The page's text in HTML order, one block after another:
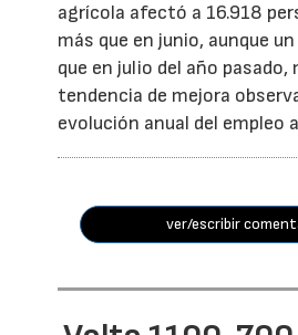
agrícola afectó a 16.918
más que en junio, aunque
que en julio del año
tendencia de mejora
evolución anual del empleo
ver/escribir